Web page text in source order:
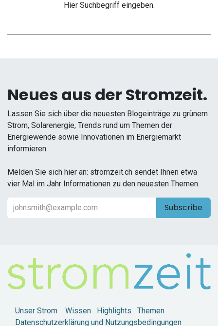
Hier Suchbegriff eingeben.
Neues aus der Stromzeit.
Lassen Sie sich über die neuesten Blogeinträge zu grünem
Strom, Solarenergie, Trends rund um Themen der
Energiewende sowie Innovationen im Energiemarkt
informieren.
Melden Sie sich hier an: stromzeit.ch sendet Ihnen etwa
vier Mal im Jahr Informationen zu den neuesten Themen.
Subscribe
Unser Strom Wissen Highlights
Themen
Datenschutzerklärung und Nutzungsbedingungen